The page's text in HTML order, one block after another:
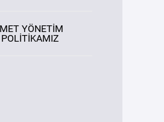
YÖNETİM